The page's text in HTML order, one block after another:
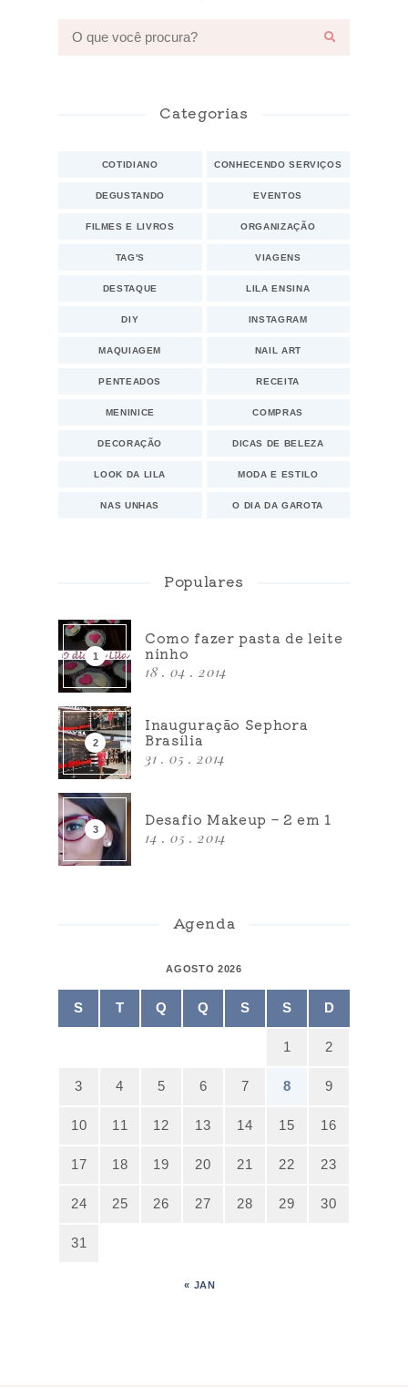
Categorias
COTIDIANO CONHECENDO SERVIÇOS
DEGUSTANDO EVENTOS
FILMES E LIVROS ORGANIZAÇÃO
TAG'S VIAGENS
DESTAQUE LILA ENSINA
DIY INSTAGRAM
MAQUIAGEM NAIL ART
PENTEADOS RECEITA
MENINICE COMPRAS
DECORAÇÃO DICAS DE BELEZA
LOOK DA LILA MODA E ESTILO
NAS UNHAS O DIA DA GAROTA
Populares
Como fazer pasta de leite
ninho
18 . 04 . 2014
Inauguração Sephora
Brasília
31 . 05 . 2014
Desafio Makeup – 2 em 1
14 . 05 . 2014
Agenda
AGOSTO 2026
S T Q Q S S D
1 2
3 4 5 6 7 8 9
10 11 12 13 14 15 16
17 18 19 20 21 22 23
24 25 26 27 28 29 30
31
« JAN